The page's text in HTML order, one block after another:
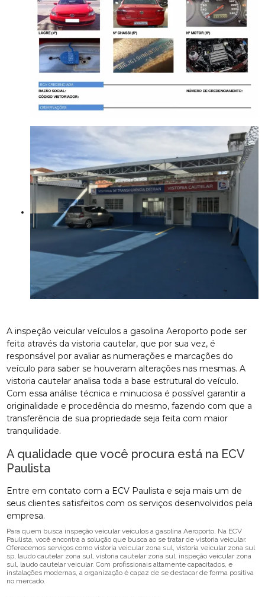
A inspeção veicular veículos a gasolina Aeroporto pode ser
feita através da vistoria cautelar, que por sua vez, é
responsável por avaliar as numerações e marcações do
veículo para saber se houveram alterações nas mesmas. A
vistoria cautelar analisa toda a base estrutural do veículo.
Com essa análise técnica e minuciosa é possível garantir a
originalidade e procedência do mesmo, fazendo com que a
transferência de sua propriedade seja feita com maior
tranquilidade.
A qualidade que você procura está na ECV
Paulista
Entre em contato com a ECV Paulista e seja mais um de
seus clientes satisfeitos com os serviços desenvolvidos pela
empresa.
Para quem busca inspeção veicular veículos a gasolina Aeroporto, Na ECV
Paulista, você encontra a solução que busca ao se tratar de vistoria veicular.
Oferecemos serviços como vistoria veicular zona sul, vistoria veicular zona sul
sp, laudo cautelar zona sul, vistoria cautelar zona sul, inspeção veicular zona
sul, laudo cautelar veicular. Com profissionais altamente capacitados, e
instalações modernas, a organização é capaz de se destacar de forma positiva
no mercado.